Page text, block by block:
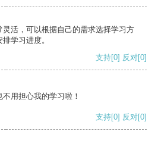
活，可以根据自己的需求选择学习方
学习进度。
支持[0] 反对[0]
用担心我的学习啦！
支持[0] 反对[0]